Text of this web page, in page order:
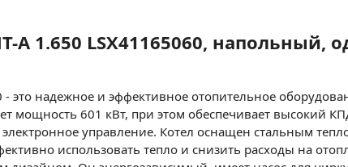
A 1.650 LSX41165060, напольный,
это надежное и эффективное отопительное
мощность 601 кВт, при этом обеспечивает высокий
управление. Котел оснащен стальным
использовать тепло и снизить расходы на